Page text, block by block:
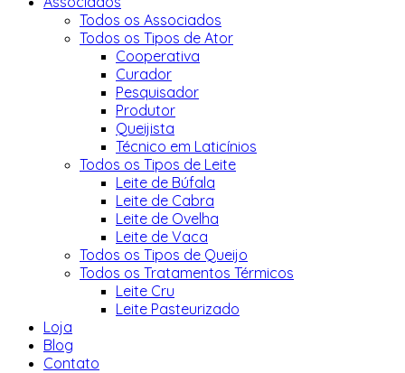
Todos os Associados
Todos os Tipos de Ator
Cooperativa
Curador
Pesquisador
Produtor
Queijista
Técnico em Laticínios
Todos os Tipos de Leite
Leite de Búfala
Leite de Cabra
Leite de Ovelha
Leite de Vaca
Todos os Tipos de Queijo
Todos os Tratamentos Térmicos
Leite Cru
Leite Pasteurizado
Loja
Blog
Contato